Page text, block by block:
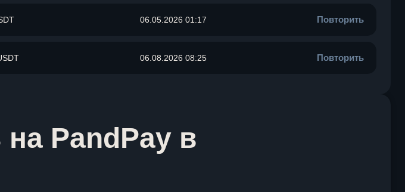
06.05.2026 01:17 Повторить
06.08.2026 08:25 Повторить
PandPay в